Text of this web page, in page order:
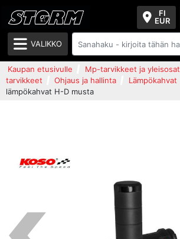
FI
EUR
VALIKKO
Kaupan etusivulle Mp-tarvikkeet ja yleisosat
tarvikkeet
Ohjaus ja hallinta Lämpökahvat
lämpökahvat H-D musta